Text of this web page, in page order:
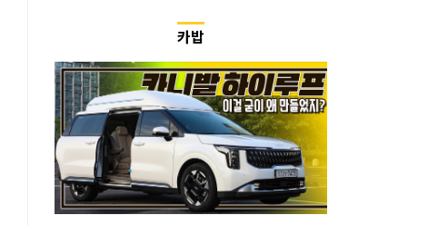
카밥